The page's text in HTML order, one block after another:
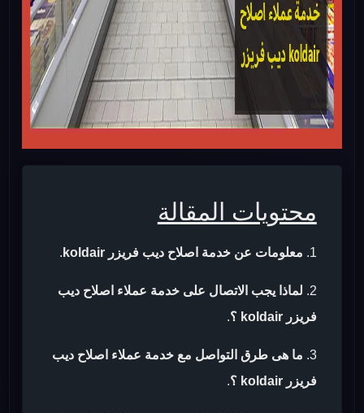
محتويات المقالة
معلومات عن خدمة اصلاح ديب فريزر koldair .
لماذا يجب الاتصال على خدمة عملاء اصلاح ديب
فريزر koldair ؟
.
ما هى طرق التواصل مع خدمة عملاء اصلاح ديب
فريزر koldair ؟
.